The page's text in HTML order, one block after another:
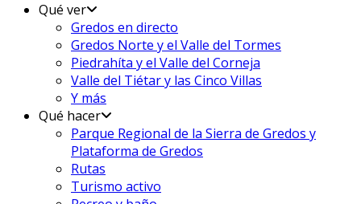
Qué ver
Gredos en directo
Gredos Norte y el Valle del Tormes
Piedrahíta y el Valle del Corneja
Valle del Tiétar y las Cinco Villas
Y más
Qué hacer
Parque Regional de la Sierra de Gredos y
Plataforma de Gredos
Rutas
Turismo activo